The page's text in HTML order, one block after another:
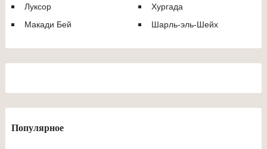
Луксор
Макади Бей
Хургада
Шарль-эль-Шейх
Популярное